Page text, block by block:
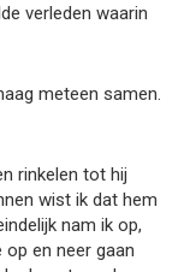
verleden waarin
meteen samen.
rinkelen tot hij
wist ik dat hem
nam ik op,
en neer gaan